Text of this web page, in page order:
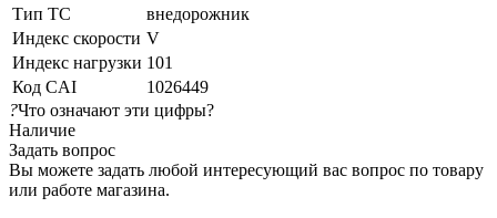
Тип ТС
внедорожник
Индекс скорости V
Индекс нагрузки 101
Код CAI
1026449
?Что означают эти цифры?
Наличие
Задать вопрос
Вы можете задать любой интересующий вас вопрос по товару
или работе магазина.